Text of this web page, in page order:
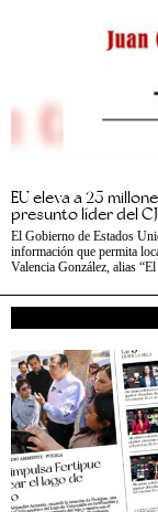
EU eleva a 25
presunto líder del
El Gobierno de Estados
información que permita
Valencia González, alias